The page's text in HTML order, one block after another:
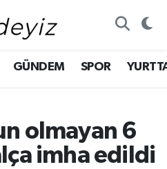
GÜNDEM SPOR
olmayan 6
imha edildi
Haritası
ve Fikstür